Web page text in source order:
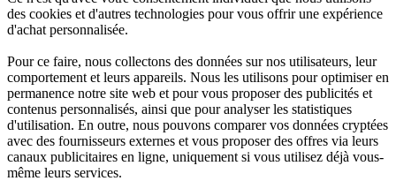
des cookies et d'autres technologies pour vous offrir une expérience
d'achat personnalisée.
Pour ce faire, nous collectons des données sur nos utilisateurs, leur
comportement et leurs appareils. Nous les utilisons pour optimiser en
permanence notre site web et pour vous proposer des publicités et
contenus personnalisés, ainsi que pour analyser les statistiques
d'utilisation. En outre, nous pouvons comparer vos données cryptées
avec des fournisseurs externes et vous proposer des offres via leurs
canaux publicitaires en ligne, uniquement si vous utilisez déjà vous-
même leurs services.